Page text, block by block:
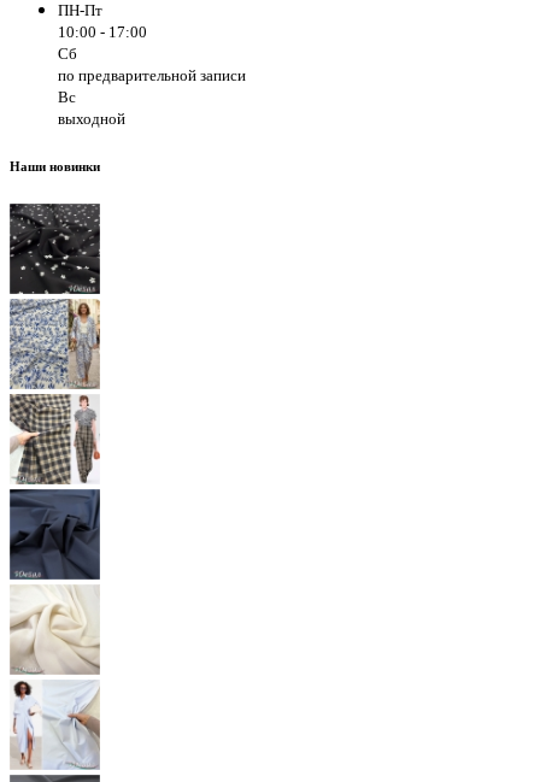
ПН-Пт
10:00 - 17:00
Сб
по предварительной записи
Вс
выходной
Наши новинки